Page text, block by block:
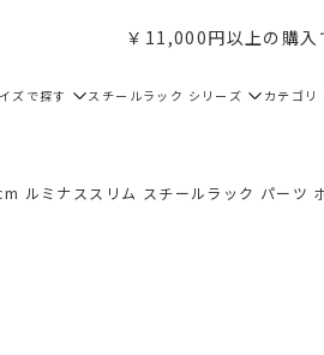
￥11,000円以上の購入
ズで探す スチールラック シリーズ カテゴリ
ルミナススリム スチールラック パーツ